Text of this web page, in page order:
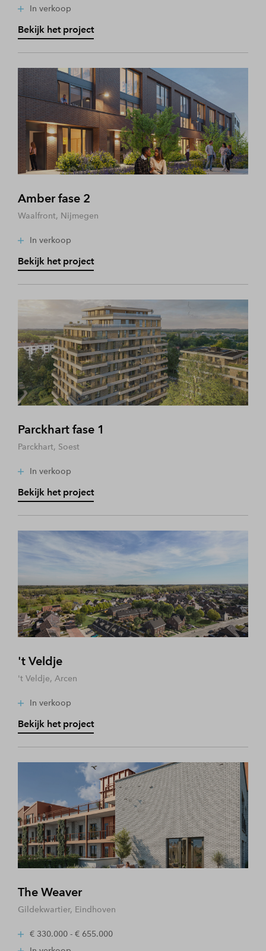
In verkoop
Bekijk het project
Amber fase 2
Waalfront, Nijmegen
In verkoop
Bekijk het project
Parckhart fase 1
Parckhart, Soest
In verkoop
Bekijk het project
't Veldje
't Veldje, Arcen
In verkoop
Bekijk het project
The Weaver
Gildekwartier, Eindhoven
€ 330.000 - € 655.000